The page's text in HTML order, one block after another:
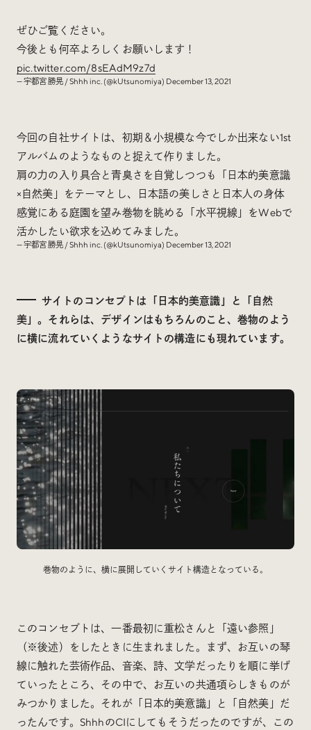
ぜひご覧ください。
今後とも何卒よろしくお願いします！
pic.twitter.com/8sEAdM9z7d
— 宇都宮 勝晃 / Shhh inc. (@kUtsunomiya) December 13, 2021
今回の自社サイトは、初期＆小規模な今でしか出来ない1st
アルバムのようなものと捉えて作りました。
肩の力の入り具合と青臭さを自覚しつつも「日本的美意識
×自然美」をテーマとし、日本語の美しさと日本人の身体
感覚にある庭園を望み巻物を眺める「水平視線」をWebで
活かしたい欲求を込めてみました。
— 宇都宮 勝晃 / Shhh inc. (@kUtsunomiya) December 13, 2021
サイトのコンセプトは「日本的美意識」と「自然
美」。それらは、デザインはもちろんのこと、巻物のよう
に横に流れていくようなサイトの構造にも現れています。
巻物のように、横に展開していくサイト構造となっている。
このコンセプトは、一番最初に重松さんと「遠い参照」
（※後述）をしたときに生まれました。まず、お互いの琴
線に触れた芸術作品、音楽、詩、文学だったりを順に挙げ
ていったところ、その中で、お互いの共通項らしきものが
みつかりました。それが「日本的美意識」と「自然美」だ
ったんです。ShhhのCIにしてもそうだったのですが、この